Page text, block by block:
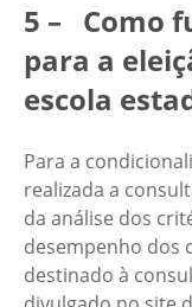
5 – Como
para a
escola
Para a
realizada a
da análise dos
desempenho dos
destinado à